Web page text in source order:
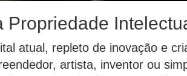
Propriedade
atual, repleto de inovação e
artista, inventor ou